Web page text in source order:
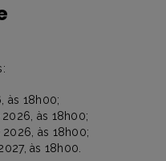
às 18h00;
às 18h00;
às 18h00;
às 18h00.